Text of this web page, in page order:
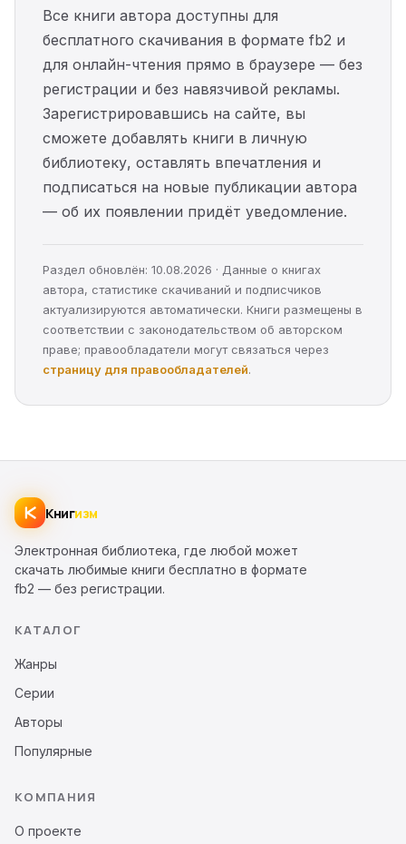
Все книги автора доступны для
бесплатного скачивания в формате fb2 и
для онлайн-чтения прямо в браузере — без
регистрации и без навязчивой рекламы.
Зарегистрировавшись на сайте, вы
сможете добавлять книги в личную
библиотеку, оставлять впечатления и
подписаться на новые публикации автора
— об их появлении придёт уведомление.
Раздел обновлён: 10.08.2026 · Данные о книгах
автора, статистике скачиваний и подписчиков
актуализируются автоматически. Книги размещены в
соответствии с законодательством об авторском
праве; правообладатели могут связаться через
страницу для правообладателей.
Книгизм
Электронная библиотека, где любой может
скачать любимые книги бесплатно в формате
fb2 — без регистрации.
КАТАЛОГ
Жанры
Серии
Авторы
Популярные
КОМПАНИЯ
О проекте